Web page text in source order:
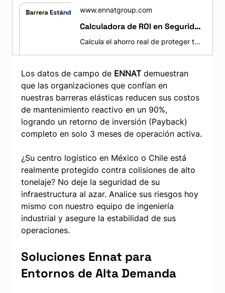
www.ennatgroup.com
Calculadora de ROI en Seguridad Industrial | ENNAT
Calcula el ahorro real de proteger tu CEDIS con barreras elásticas. Reduce costos de mantenimiento y daños en racks. ¡Prueba la calculadora ENNAT!
Los datos de campo de ENNAT demuestran
que las organizaciones que confían en
nuestras barreras elásticas reducen sus costos
de mantenimiento reactivo en un 90%,
logrando un retorno de inversión (Payback)
completo en solo 3 meses de operación activa.
¿Su centro logístico en México o Chile está
realmente protegido contra colisiones de alto
tonelaje? No deje la seguridad de su
infraestructura al azar. Analice sus riesgos hoy
mismo con nuestro equipo de ingeniería
industrial y asegure la estabilidad de sus
operaciones.
Soluciones Ennat para
Entornos de Alta Demanda